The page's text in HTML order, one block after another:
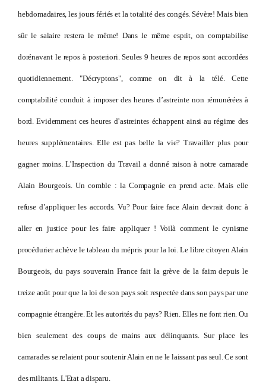
hebdomadaires, les jours fériés et la totalité des congés. Sévère! Mais bien
sûr le salaire restera le même! Dans le même esprit, on comptabilise
dorénavant le repos à posteriori. Seules 9 heures de repos sont accordées
quotidiennement. "Décryptons", comme on dit à la télé. Cette
comptabilité conduit à imposer des heures d’astreinte non rémunérées à
bord. Evidemment ces heures d’astreintes échappent ainsi au régime des
heures supplémentaires. Elle est pas belle la vie? Travailler plus pour
gagner moins. L’Inspection du Travail a donné raison à notre camarade
Alain Bourgeois. Un comble : la Compagnie en prend acte. Mais elle
refuse d’appliquer les accords. Vu? Pour faire face Alain devrait donc à
aller en justice pour les faire appliquer ! Voilà comment le cynisme
procédurier achève le tableau du mépris pour la loi. Le libre citoyen Alain
Bourgeois, du pays souverain France fait la grève de la faim depuis le
treize août pour que la loi de son pays soit respectée dans son pays par une
compagnie étrangère. Et les autorités du pays? Rien. Elles ne font rien. Ou
bien seulement des coups de mains aux délinquants. Sur place les
camarades se relaient pour soutenir Alain en ne le laissant pas seul. Ce sont
des militants. L'Etat a disparu.